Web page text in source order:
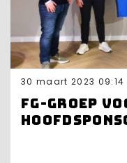
30 maart 2023 09:14
FG-Groep